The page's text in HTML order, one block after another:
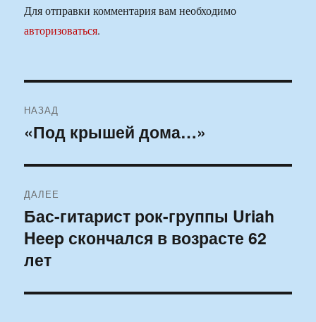
Для отправки комментария вам необходимо
авторизоваться.
по
НАЗАД
Предыдущая
«Под крышей дома…»
ДАЛЕЕ
Следующая
запись:
Бас-гитарист рок-группы Uriah
Heep скончался в возрасте 62
лет